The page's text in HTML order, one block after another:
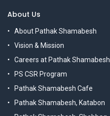
About Us
About Pathak Shamabesh
Vision & Mission
Careers at Pathak Shamabesh
PS CSR Program
Pathak Shamabesh Cafe
Pathak Shamabesh, Katabon